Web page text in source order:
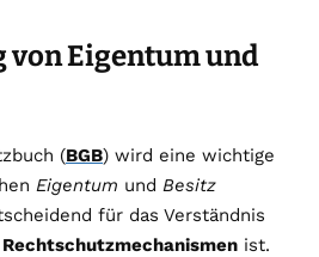
von Eigentum und
(BGB) wird eine wichtige
Eigentum und Besitz
für das Verständnis
Rechtschutzmechanismen ist.